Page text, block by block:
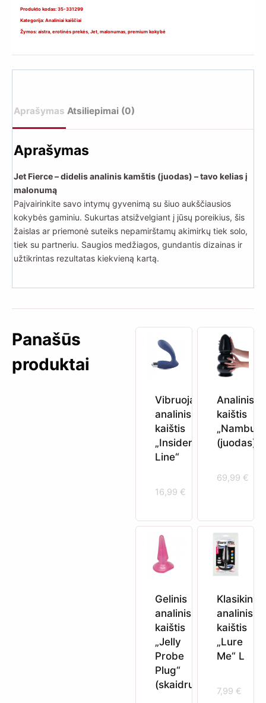
Produkto kodas: 35-331299
Kategorija: Analiniai kaiščiai
Žymos: aistra erotinės prekės Jet malonumas premium kokybė
Aprašymas Atsiliepimai (0)
Aprašymas
Jet Fierce – didelis analinis kamštis (juodas) – tavo kelias į
malonumą
Paįvairinkite savo intymų gyvenimą su šiuo aukščiausios
kokybės gaminiu. Sukurtas atsižvelgiant į jūsų poreikius, šis
žaislas ar priemonė suteiks nepamirštamų akimirkų tiek solo,
tiek su partneriu. Saugios medžiagos, gundantis dizainas ir
užtikrintas rezultatas kiekvieną kartą.
Panašūs
produktai
Vibruojantis
analinis
kaištis
„Insider
Line“
16,99 €
Analinis
kaištis
(juodas)
69,99 €
Gelinis
analinis
kaištis
„Jelly
Probe
Plug“
(skaidrus)
Klasikinis
analinis
kaištis
„Lure
Me“ L
7,99 €